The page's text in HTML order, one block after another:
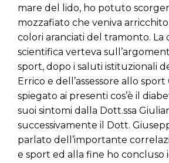
mare del lido, ho potuto
mozzafiato che veniva
colori aranciati del tramonto. La
scientifica verteva
sport, dopo i saluti istituzionali
Errico e dell’assessore allo
spiegato ai presenti cos’è il
suoi sintomi dalla Dott.ssa
successivamente il Dott.
parlato dell’importante
e sport ed alla fine ho concluso